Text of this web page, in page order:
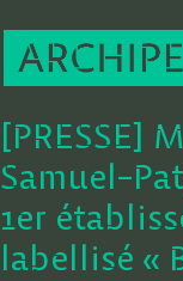
[PRESSE]
1er
labellisé «